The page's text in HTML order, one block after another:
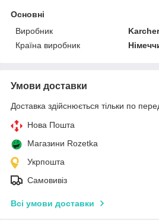
Основні
Виробник
Країна виробник
Умови доставки
Доставка здійснюється тільки по
Нова Пошта
Магазини Rozetka
Укрпошта
Самовивіз
Всі умови доставки